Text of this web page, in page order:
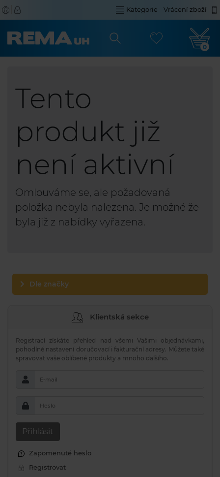
Kategorie Vrácení zboží
0
Tento
produkt již
není aktivní
Omlouváme se, ale požadovaná
položka nebyla nalezena. Je možné že
byla již z nabídky vyřazena.
Dle značky
Klientská sekce
Registrací získáte přehled nad všemi Vašimi objednávkami,
pohodlné nastavení doručovací i fakturační adresy. Můžete také
spravovat vaše oblíbené produkty a mnoho dalšího.
E-mail
Heslo
Přihlásit
Zapomenuté heslo
Registrovat